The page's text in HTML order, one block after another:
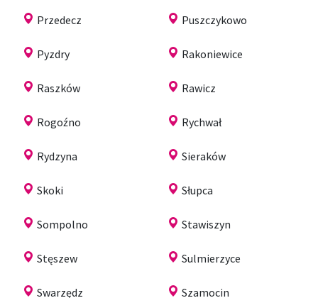
Przedecz Puszczykowo
Pyzdry Rakoniewice
Raszków Rawicz
Rogoźno Rychwał
Rydzyna Sieraków
Skoki Słupca
Sompolno Stawiszyn
Stęszew Sulmierzyce
Swarzędz Szamocin